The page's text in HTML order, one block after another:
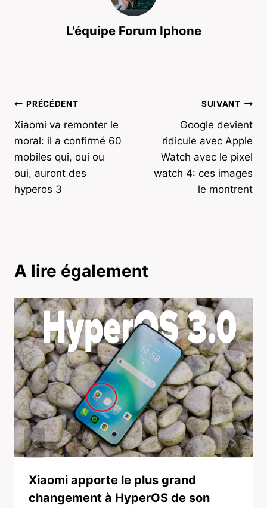
L'équipe Forum Iphone
Navigation
de
l’article
PRÉCÉDENT
Xiaomi va remonter le
moral: il a confirmé 60
mobiles qui, oui ou
oui, auront des
hyperos 3
SUIVANT
Google devient
ridicule avec Apple
Watch avec le pixel
watch 4: ces images
le montrent
A lire également
Xiaomi apporte le plus grand
changement à HyperOS de son